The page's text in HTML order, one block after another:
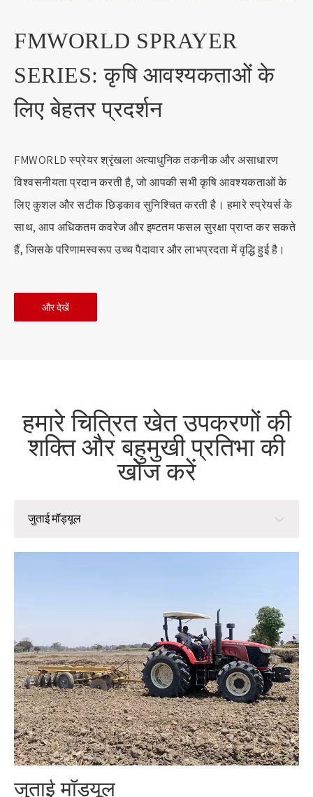
FMWORLD SPRAYER
SERIES: कृषि आवश्यकताओं के
लिए बेहतर प्रदर्शन
FMWORLD स्प्रेयर श्रृंखला अत्याधुनिक तकनीक और असाधारण
विश्वसनीयता प्रदान करती है, जो आपकी सभी कृषि आवश्यकताओं के
लिए कुशल और सटीक छिड़काव सुनिश्चित करती है। हमारे स्प्रेयर्स के
साथ, आप अधिकतम कवरेज और इष्टतम फसल सुरक्षा प्राप्त कर सकते
हैं, जिसके परिणामस्वरूप उच्च पैदावार और लाभप्रदता में वृद्धि हुई है।
और देखें
हमारे चित्रित खेत उपकरणों की
शक्ति और बहुमुखी प्रतिभा की
खोज करें
जुताई मॉड्यूल
जुताई मॉड्यूल
हार्वेस्ट मॉड्यूल
कटाई के बाद अनाज प्रसंस्करण मॉड्यूल
पुआल संसाधन मॉड्यूल
जुताई मॉड्यूल